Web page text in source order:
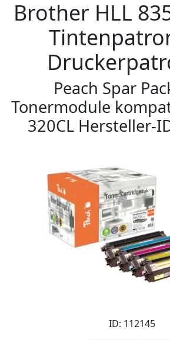
Brother HLL
Peach Spar
Tonermodule
320CL Hersteller-
ID: 112145